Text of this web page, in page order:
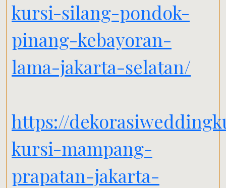
kursi-silang-pondok-
pinang-kebayoran-
lama-jakarta-selatan/
https://
kursi-mampang-
prapatan-jakarta-